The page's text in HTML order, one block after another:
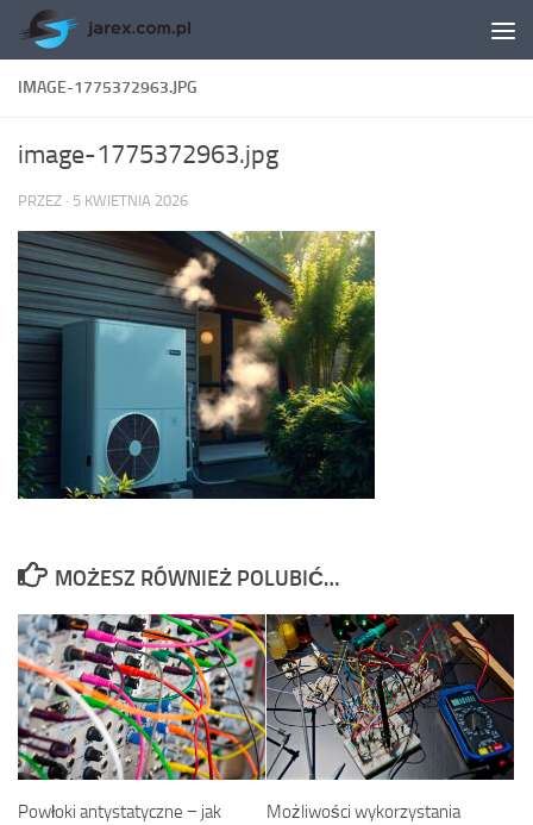
Skip to content
IMAGE-1775372963.JPG
image-1775372963.jpg
PRZEZ · 5 KWIETNIA 2026
MOŻESZ RÓWNIEŻ POLUBIĆ…
Powłoki antystatyczne − jak
Możliwości wykorzystania